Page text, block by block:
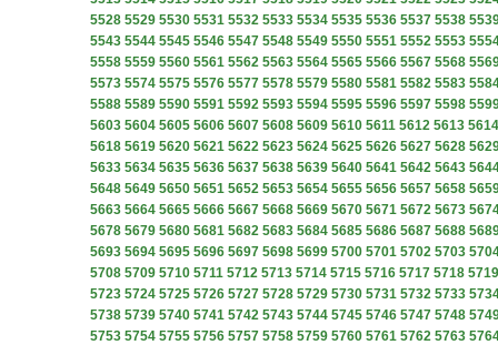
5528 5529 5530 5531 5532 5533 5534 5535 5536 5537 5538
5543 5544 5545 5546 5547 5548 5549 5550 5551 5552 5553
5558 5559 5560 5561 5562 5563 5564 5565 5566 5567 5568
5573 5574 5575 5576 5577 5578 5579 5580 5581 5582 5583
5588 5589 5590 5591 5592 5593 5594 5595 5596 5597 5598
5603 5604 5605 5606 5607 5608 5609 5610 5611 5612 5613 5614
5618 5619 5620 5621 5622 5623 5624 5625 5626 5627 5628
5633 5634 5635 5636 5637 5638 5639 5640 5641 5642 5643
5648 5649 5650 5651 5652 5653 5654 5655 5656 5657 5658
5663 5664 5665 5666 5667 5668 5669 5670 5671 5672 5673
5678 5679 5680 5681 5682 5683 5684 5685 5686 5687 5688
5693 5694 5695 5696 5697 5698 5699 5700 5701 5702 5703
5708 5709 5710 5711 5712 5713 5714 5715 5716 5717 5718 5719
5723 5724 5725 5726 5727 5728 5729 5730 5731 5732 5733
5738 5739 5740 5741 5742 5743 5744 5745 5746 5747 5748
5753 5754 5755 5756 5757 5758 5759 5760 5761 5762 5763